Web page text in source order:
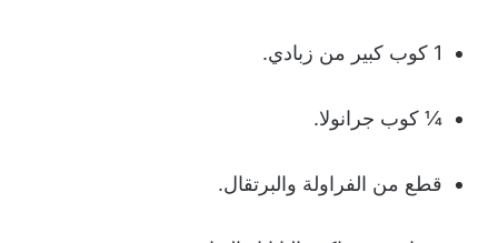
1 كوب كبير من زبادي.
¼ كوب جرانولا.
قطع من الفراولة والبرتقال.